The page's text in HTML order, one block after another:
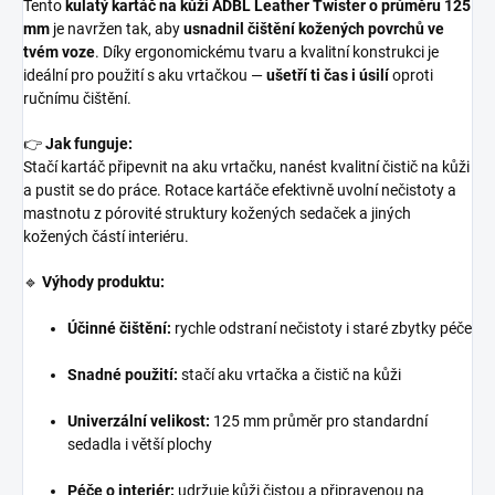
Tento kulatý kartáč na kůži ADBL Leather Twister o průměru 125
mm je navržen tak, abyusnadnil čištění kožených povrchů ve
tvém voze. Díky ergonomickému tvaru a kvalitní konstrukci je
ideální pro použití s aku vrtačkou —ušetří ti čas i úsilíoproti
ručnímu čištění.
👉Jak funguje:
Stačí kartáč připevnit na aku vrtačku, nanést kvalitní čistič na kůži
a pustit se do práce. Rotace kartáče efektivně uvolní nečistoty a
mastnotu z pórovité struktury kožených sedaček a jiných
kožených částí interiéru.
🔹 Výhody produktu:
Účinné čištění: rychle odstraní nečistoty i staré zbytky péče
Snadné použití: stačí aku vrtačka a čistič na kůži
Univerzální velikost: 125 mm průměr pro standardní
sedadla i větší plochy
Péče o interiér: udržuje kůži čistou a připravenou na